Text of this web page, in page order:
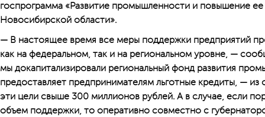
госпрограмма «Развитие промышленности и повышение
Новосибирской области».
— В настоящее время все меры поддержки предприятий
как на федеральном, так и на региональном уровне, —
мы докапитализировали региональный фонд развития
предоставляет предпринимателям льготные кредиты, —
эти цели свыше 300 миллионов рублей. А в случае, если
объем поддержки, то оперативно совместно с